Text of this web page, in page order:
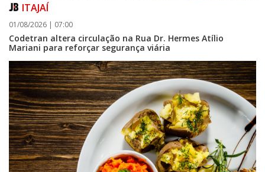
ITAJAÍ
01/08/2026 | 07:00
Codetran altera circulação na Rua Dr. Hermes Atílio
Mariani para reforçar segurança viária